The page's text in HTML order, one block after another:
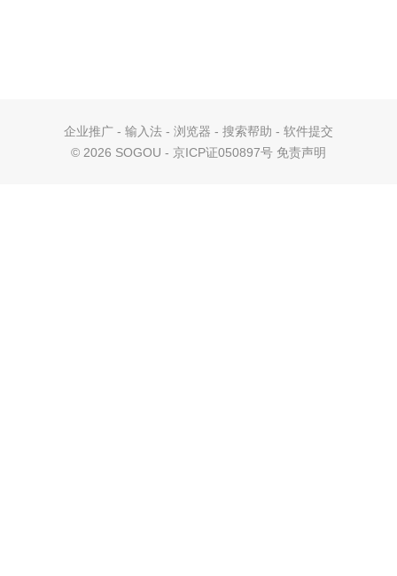
企业推广 - 输入法 - 浏览器 - 搜索帮助 - 软件提交
© 2026 SOGOU - 京ICP证050897号 免责声明